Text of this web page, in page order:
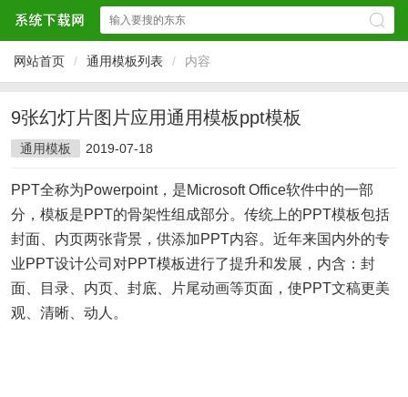
网站首页 / 通用模板列表 / 内容
9张幻灯片图片应用通用模板ppt模板
通用模板 2019-07-18
PPT全称为Powerpoint，是Microsoft Office软件中的一部
分，模板是PPT的骨架性组成部分。传统上的PPT模板包括
封面、内页两张背景，供添加PPT内容。近年来国内外的专
业PPT设计公司对PPT模板进行了提升和发展，内含：封
面、目录、内页、封底、片尾动画等页面，使PPT文稿更美
观、清晰、动人。